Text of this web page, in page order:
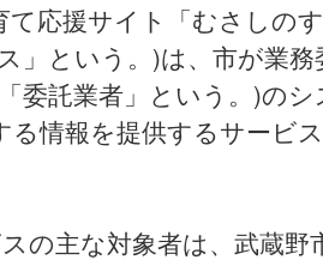
応援サイト「むさしの
」という。)は、市が業
委託業者」という。)の
る情報を提供するサービ
の主な対象者は、武蔵野